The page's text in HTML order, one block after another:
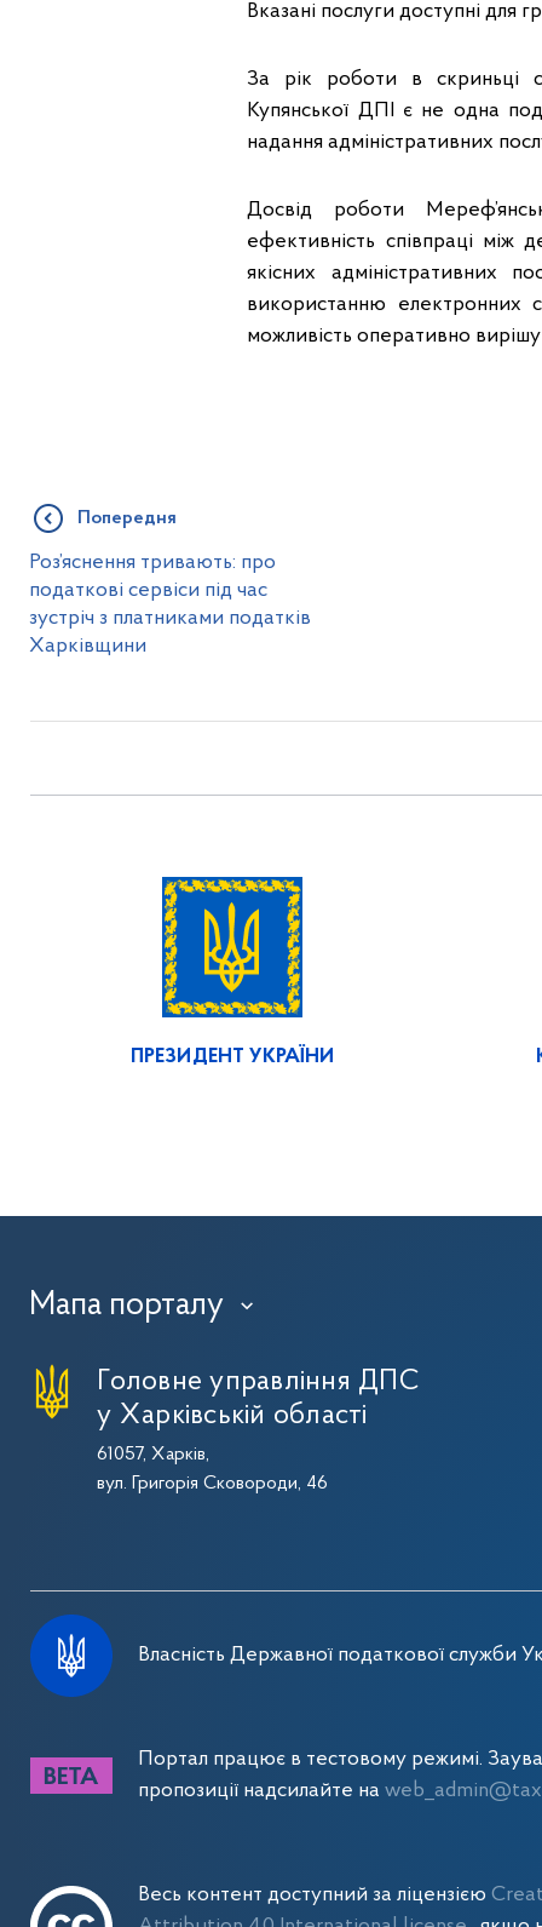
Вказані послуги доступні для
За рік роботи в скриньці
Купянської ДПІ є не одна
надання адміністративних
Досвід роботи
ефективність співпраці
якісних адміністративних
використанню електронних
можливість оперативно
Попередня
Роз’яснення тривають: про
податкові сервіси під час
зустріч з платниками податків
Харківщини
ПРЕЗИДЕНТ УКРАЇНИ
Мапа порталу ›
Головне управління ДПС
у Харківській області
61057, Харків,
вул. Григорія Сковороди, 46
Власність Державної податкової служби
Портал працює в тестовому режимі.
пропозиції надсилайте на
Весь контент доступний за ліцензією